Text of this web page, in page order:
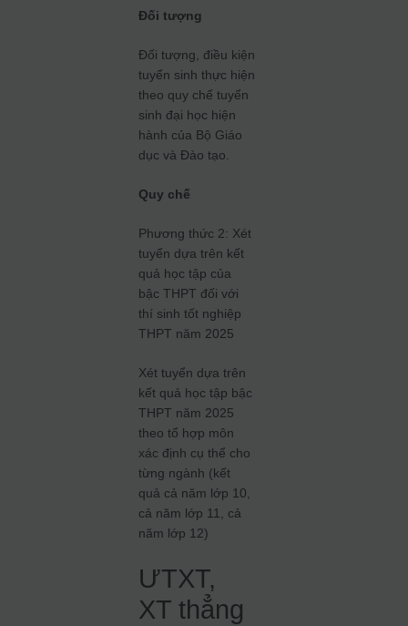
Đối tượng
Đối tượng, điều kiện
tuyển sinh thực hiện
theo quy chế tuyển
sinh đại học hiện
hành của Bộ Giáo
dục và Đào tạo.
Quy chế
Phương thức 2: Xét
tuyển dựa trên kết
quả học tập của
bậc THPT đối với
thí sinh tốt nghiệp
THPT năm 2025
Xét tuyển dựa trên
kết quả học tập bậc
THPT năm 2025
theo tổ hợp môn
xác định cụ thể cho
từng ngành (kết
quả cả năm lớp 10,
cả năm lớp 11, cả
năm lớp 12)
ƯTXT,
XT thẳng